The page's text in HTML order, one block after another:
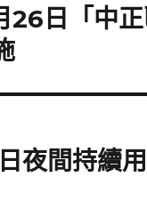
26日「中
夜間持續